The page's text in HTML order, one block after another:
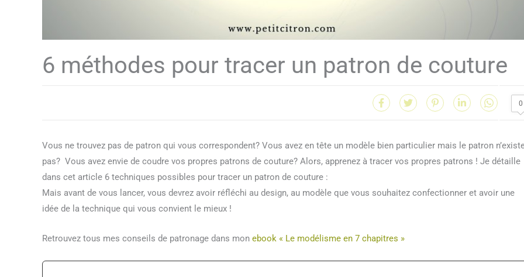
6 méthodes pour tracer un patron de couture
0
Vous ne trouvez pas de patron qui vous correspondent? Vous avez en tête un modèle bien particulier mais le patron
pas? Vous avez envie de coudre vos propres patrons de couture? Alors, apprenez à tracer vos propres patrons ! Je détaille
dans cet article 6 techniques possibles pour tracer un patron de couture :
Mais avant de vous lancer, vous devrez avoir réfléchi au design, au modèle que vous souhaitez confectionner et avoir une
idée de la technique qui vous convient le mieux !
Retrouvez tous mes conseils de patronage dans mon ebook « Le modélisme en 7 chapitres »